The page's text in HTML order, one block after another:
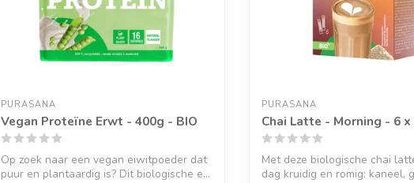
PURASANA
Vegan Proteïne Erwt - 400g - BIO
Op zoek naar een vegan eiwitpoeder dat
puur en plantaardig is? Dit biologische e...
PURASANA
Chai Latte - Morning - 6 x
Met deze biologische chai
dag kruidig en romig: kaneel,